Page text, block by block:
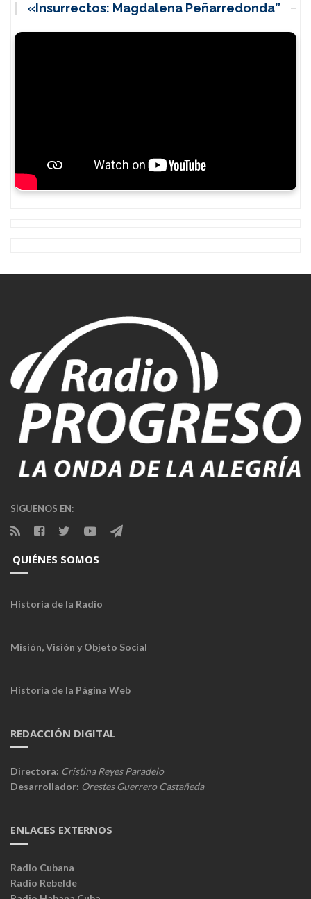
«Insurrectos: Magdalena Peñarredonda”
SÍGUENOS EN:
QUIÉNES SOMOS
Historia de la Radio
Misión, Visión y Objeto Social
Historia de la Página Web
REDACCIÓN DIGITAL
Directora: Cristina Reyes Paradelo
Desarrollador: Orestes Guerrero Castañeda
ENLACES EXTERNOS
Radio Cubana
Radio Rebelde